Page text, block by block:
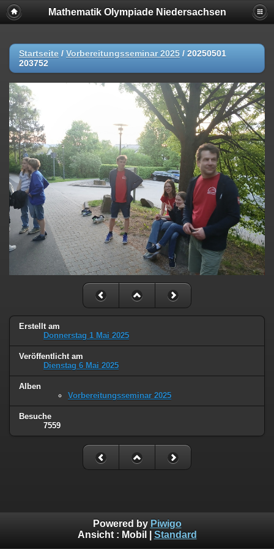
Mathematik Olympiade Niedersachsen
Startseite / Vorbereitungsseminar 2025 / 20250501
203752
Erstellt am
Donnerstag 1 Mai 2025
Veröffentlicht am
Dienstag 6 Mai 2025
Alben
Vorbereitungsseminar 2025
Besuche
7559
Powered by Piwigo
Ansicht : Mobil Standard